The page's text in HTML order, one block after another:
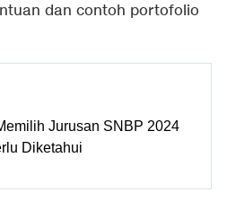
dan contoh portofolio
Jurusan SNBP 2024
Diketahui